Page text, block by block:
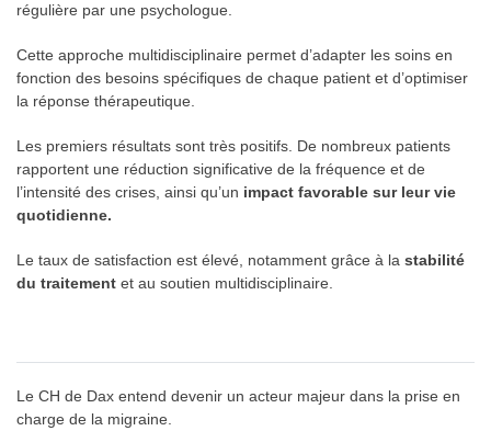
régulière par une psychologue.
Cette approche multidisciplinaire permet d’adapter les soins en
fonction des besoins spécifiques de chaque patient et d’optimiser
la réponse thérapeutique.
Les premiers résultats sont très positifs. De nombreux patients
rapportent une réduction significative de la fréquence et de
l’intensité des crises, ainsi qu’un impact favorable sur leur vie
quotidienne.
Le taux de satisfaction est élevé, notamment grâce à la stabilité
du traitement et au soutien multidisciplinaire.
Le CH de Dax entend devenir un acteur majeur dans la prise en
charge de la migraine.